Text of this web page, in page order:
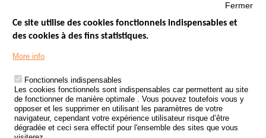
Menu
Footer
LES SITES PUBLICS
ÉTAT DE L’INSÉCURITÉ ROUTIÈRE
TRAITEMENT DES DONNÉES PERSONNELLES DES ACCIDENTS DE
LA ROUTE
ETUDES ET RECHERCHES
Fermer
Ce site utilise des cookies fonctionnels indispensables et
des cookies à des fins statistiques.
More info
Fonctionnels indispensables
Les cookies fonctionnels sont indispensables car permettent au site
de fonctionner de manière optimale . Vous pouvez toutefois vous y
opposer et les supprimer en utilisant les paramètres de votre
navigateur, cependant votre expérience utilisateur risque d’être
dégradée et ceci sera effectif pour l'ensemble des sites que vous